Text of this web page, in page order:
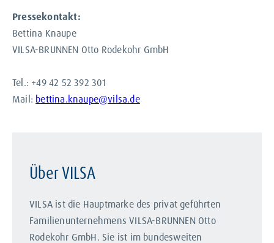
Pressekontakt:
Bettina Knaupe
VILSA-BRUNNEN Otto Rodekohr GmbH
Tel.: +49 42 52 392 301
Mail: bettina.knaupe@vilsa.de
Über VILSA
VILSA ist die Hauptmarke des privat geführten
Familienunternehmens VILSA-BRUNNEN Otto
Rodekohr GmbH. Sie ist im bundesweiten